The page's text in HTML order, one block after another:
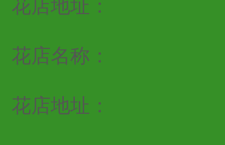
花店地址：
花店名称：
花店地址：